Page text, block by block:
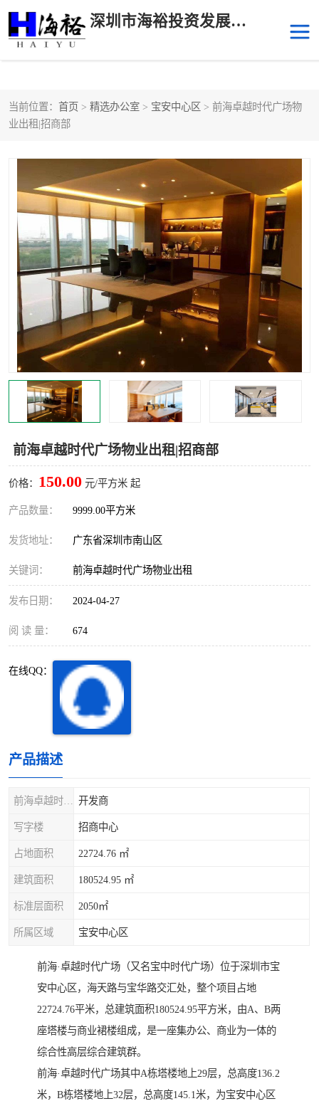
深圳市海裕投资发展有限公司
当前位置： 首页 > 精选办公室 > 宝安中心区 > 前海卓越时代广场物
业出租|招商部
前海卓越时代广场物业出租|招商部
价格： 150.00 元/平方米 起
产品数量： 9999.00平方米
发货地址： 广东省深圳市南山区
关键词： 前海卓越时代广场物业出租
发布日期： 2024-04-27
阅 读 量： 674
在线QQ：
产品描述
开发商
写字楼 招商中心
占地面积 22724.76 ㎡
建筑面积 180524.95 ㎡
标准层面积 2050㎡
所属区域 宝安中心区
前海·卓越时代广场（又名宝中时代广场）位于深圳市宝
安中心区，海天路与宝华路交汇处，整个项目占地
22724.76平米，总建筑面积180524.95平方米，由A、B两
座塔楼与商业裙楼组成，是一座集办公、商业为一体的
综合性高层综合建筑群。
前海·卓越时代广场其中A栋塔楼地上29层，总高度136.2
米，B栋塔楼地上32层，总高度145.1米，为宝安中心区
后海
科技园中区 南山华侨城
前海 深圳湾科技生态园
福田中心区写字楼租赁 宝安中心区
深圳宝安 福田车公庙
罗湖水贝 南山南油
龙华 罗湖区
宝安区
兴东 石岩
车公庙
中心区
南山区 西丽
深圳超级总部基地 后海
龙岗区
光明区
龙华观澜